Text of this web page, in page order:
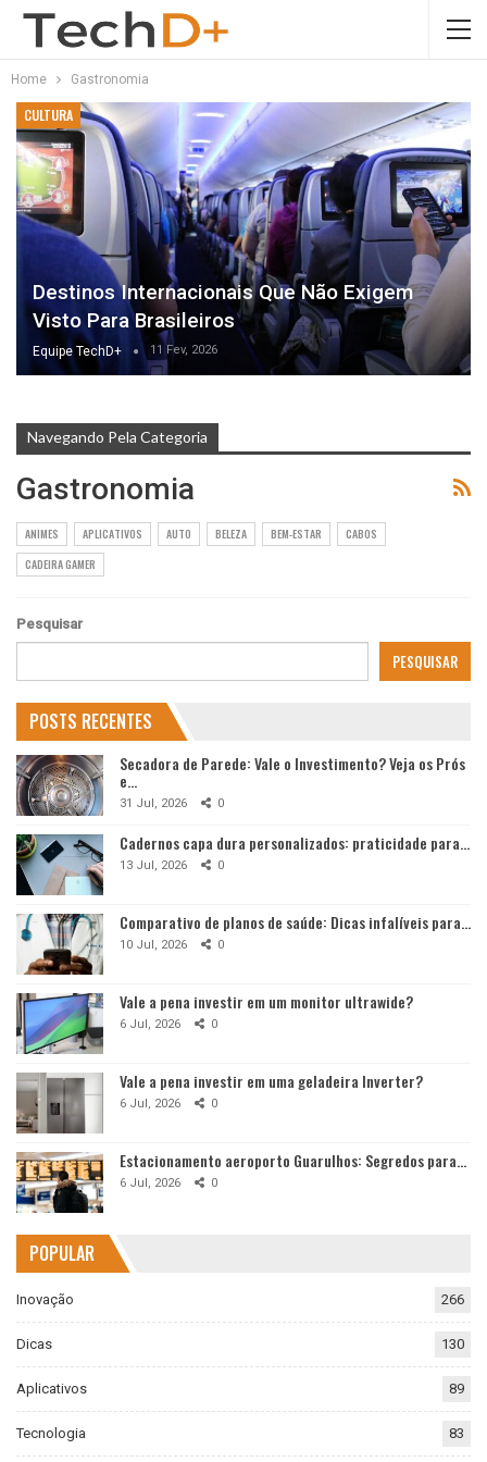
Home Gastronomia
CULTURA
Destinos Internacionais Que Não Exigem
Visto Para Brasileiros
Equipe TechD+ 11 Fev, 2026
Navegando Pela Categoria
Gastronomia
ANIMES APLICATIVOS AUTO BELEZA BEM-ESTAR
CABOS
CADEIRA GAMER
Pesquisar
PESQUISAR
POSTS RECENTES
Secadora de Parede: Vale o Investimento? Veja os Prós
e…
31 Jul, 2026 0
Cadernos capa dura personalizados: praticidade para…
13 Jul, 2026 0
Comparativo de planos de saúde: Dicas infalíveis para…
10 Jul, 2026 0
Vale a pena investir em um monitor ultrawide?
6 Jul, 2026 0
Vale a pena investir em uma geladeira Inverter?
6 Jul, 2026 0
Estacionamento aeroporto Guarulhos: Segredos para…
6 Jul, 2026 0
POPULAR
Inovação 266
Dicas 130
Aplicativos 89
Tecnologia 83